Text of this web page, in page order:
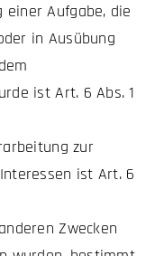
einer Aufgabe, die
in Ausübung
ist Art. 6 Abs. 1
zur
ist Art. 6
Zwecken